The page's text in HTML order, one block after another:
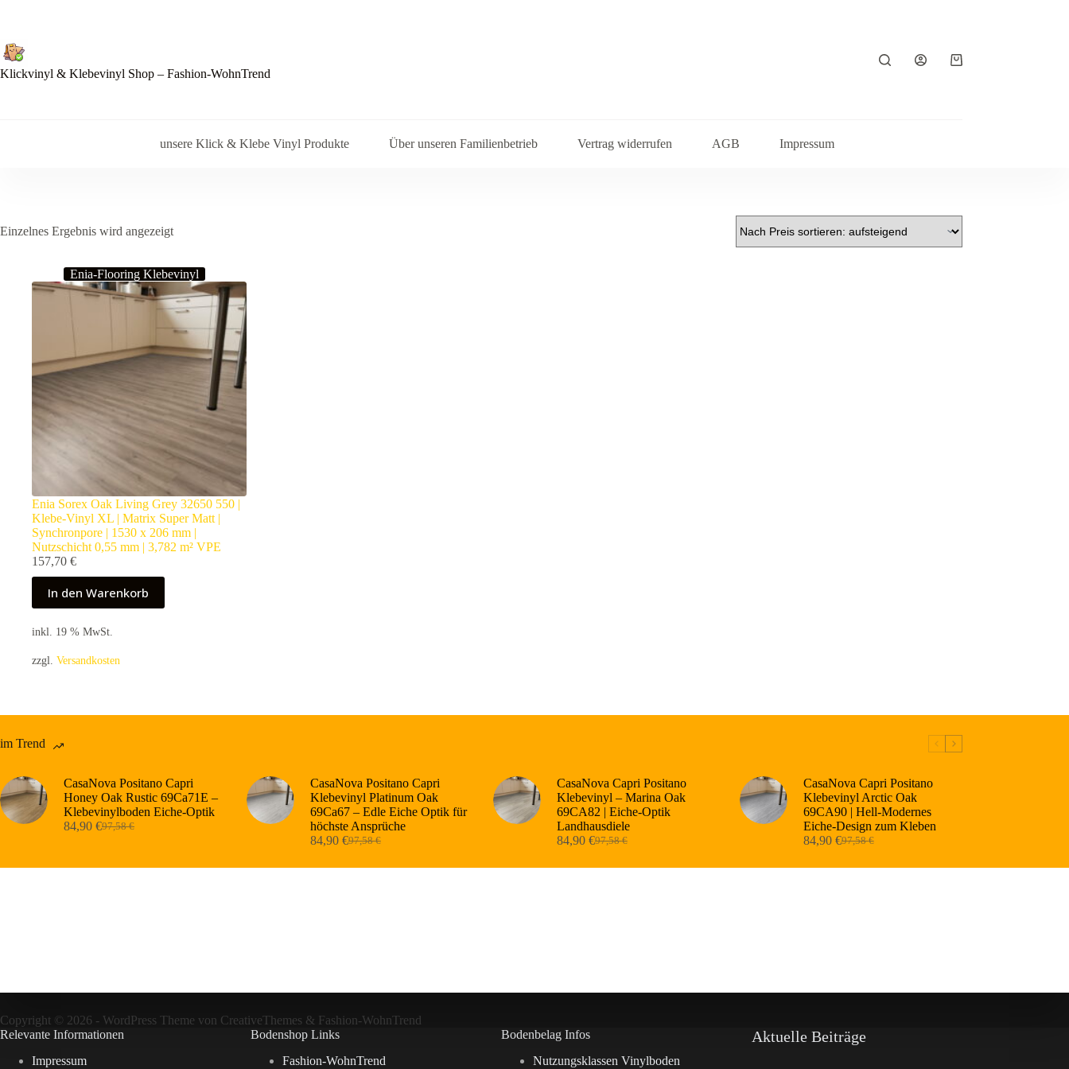
Klickvinyl & Klebevinyl Shop – Fashion-WohnTrend
Warenkorb
unsere Klick & Klebe Vinyl Produkte Über unseren Familienbetrieb Vertrag widerrufen AGB Impressum
Einzelnes Ergebnis wird angezeigt
Enia-Flooring Klebevinyl
Enia Sorex Oak Living Grey 32650 550 |
Klebe-Vinyl XL | Matrix Super Matt |
Synchronpore | 1530 x 206 mm |
Nutzschicht 0,55 mm | 3,782 m² VPE
157,70 €
In den Warenkorb
inkl. 19 % MwSt.
zzgl. Versandkosten
im Trend
CasaNova Positano Capri
Honey Oak Rustic 69Ca71E –
Klebevinylboden Eiche-Optik
97,58€
Ursprünglicher
84,90 €Aktueller
CasaNova Positano Capri
Klebevinyl Platinum Oak
69Ca67 – Edle Eiche Optik für
höchste Ansprüche
97,58€
Ursprünglicher
84,90 €Aktueller
CasaNova Capri Positano
Klebevinyl – Marina Oak
69CA82 | Eiche-Optik
Landhausdiele
97,58€
Ursprünglicher
84,90 €Aktueller
CasaNova Capri Positano
Klebevinyl Arctic Oak
69CA90 | Hell-Modernes
Eiche-Design zum Kleben
97,58€
Ursprünglicher
84,90 €Aktueller
Copyright © 2026 - WordPress Theme von CreativeThemes & Fashion-WohnTrend
Relevante Informationen
Impressum
Bodenshop Links
Fashion-WohnTrend
Bodenbelag Infos
Nutzungsklassen Vinylboden
Aktuelle Beiträge